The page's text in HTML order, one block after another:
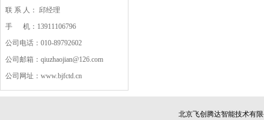
联 系 人： 邱经理
手 机：13911106796
公司电话：010-89792602
公司邮箱：qiuzhaojian@126.com
公司网址：www.bjfctd.cn
北京飞创腾达智能技术有